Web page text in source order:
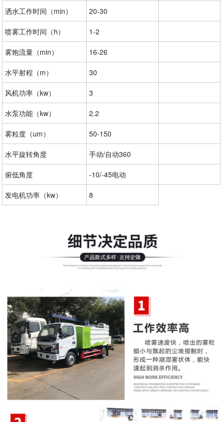
洒水工作时间（min） 20-30
喷雾工作时间（h） 1-2
雾炮流量（min） 16-26
水平射程（m） 30
风机功率（kw） 3
水泵功能（kw） 2.2
雾粒度（um） 50-150
水平旋转角度 手动/自动360
俯低角度 -10/-45电动
发电机功率（kw） 8